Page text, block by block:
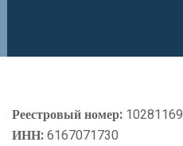
Реестровый номер: 10281169
ИНН:6167071730